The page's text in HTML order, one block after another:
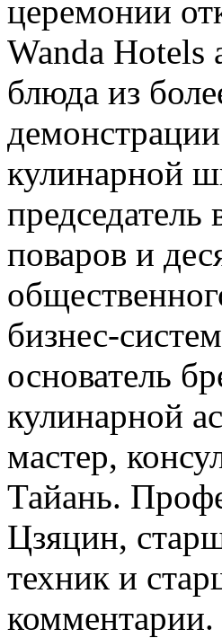
церемонии
Wanda Hotels
блюда из
кулинарной
поваров и
бизнес-
основатель
кулинарной
мастер,
Тайань.
Цзяцин,
техник и
комментарии.